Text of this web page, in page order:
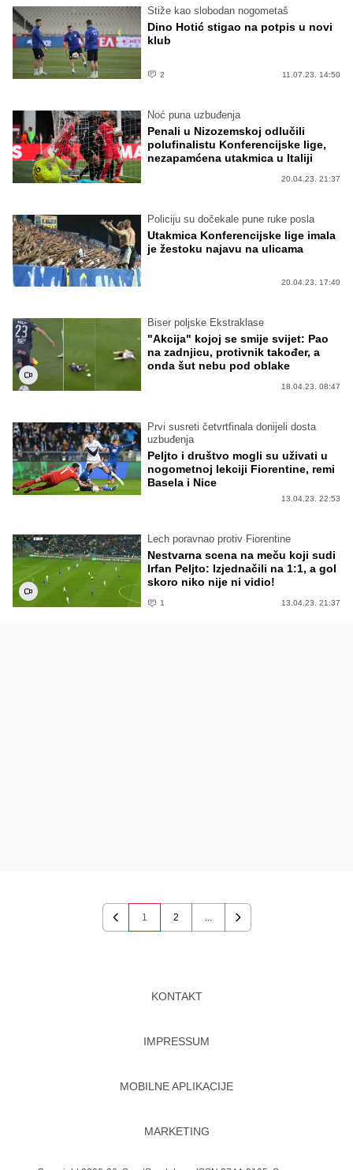
Stiže kao slobodan nogometaš
Dino Hotić stigao na potpis u novi
klub
2 11.07.23. 14:50
Noć puna uzbuđenja
Penali u Nizozemskoj odlučili
polufinalistu Konferencijske lige,
nezapamćena utakmica u Italiji
20.04.23. 21:37
Policiju su dočekale pune ruke posla
Utakmica Konferencijske lige imala
je žestoku najavu na ulicama
20.04.23. 17:40
Biser poljske Ekstraklase
"Akcija" kojoj se smije svijet: Pao
na zadnjicu, protivnik također, a
onda šut nebu pod oblake
18.04.23. 08:47
Prvi susreti četvrtfinala donijeli dosta
uzbuđenja
Peljto i društvo mogli su uživati u
nogometnoj lekciji Fiorentine, remi
Basela i Nice
13.04.23. 22:53
Lech poravnao protiv Fiorentine
Nestvarna scena na meču koji sudi
Irfan Peljto: Izjednačili na 1:1, a gol
skoro niko nije ni vidio!
1 13.04.23. 21:37
Previous
1 2 ...
Next
KONTAKT
IMPRESSUM
MOBILNE APLIKACIJE
MARKETING